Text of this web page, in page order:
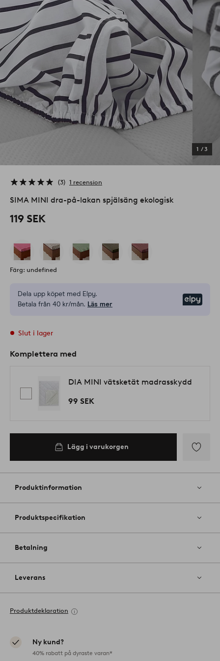
1 /3
3 1 recension
SIMA MINI dra-på-lakan spjälsäng ekologisk
119 SEK
Färg: undefined
Dela upp köpet med Elpy.
Betala från 40 kr/mån. Läs mer
Slut i lager
Komplettera med
DIA MINI vätsketät madrasskydd
99 SEK
Lägg i varukorgen
till
favoriter
Produktinformation
Produktspecifikation
Betalning
Leverans
Produktdeklaration
Ny kund?
40% rabatt på dyraste varan*